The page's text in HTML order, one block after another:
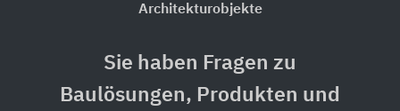
Architekturobjekte
Sie haben Fragen zu
Baulösungen, Produkten und